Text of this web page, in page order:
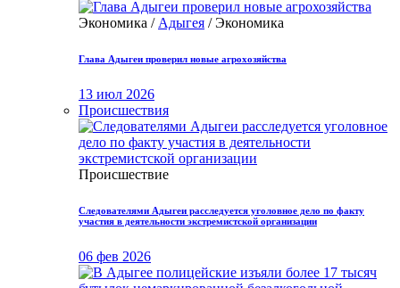
Экономика /Адыгея / Экономика
Глава Адыгеи проверил новые агрохозяйства
13 июл 2026
Происшествия
Происшествие
Следователями Адыгеи расследуется уголовное дело по факту
участия в деятельности экстремистской организации
06 фев 2026